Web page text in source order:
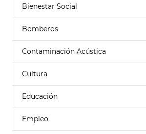
Bienestar Social
Bomberos
Contaminación Acústica
Cultura
Educación
Empleo